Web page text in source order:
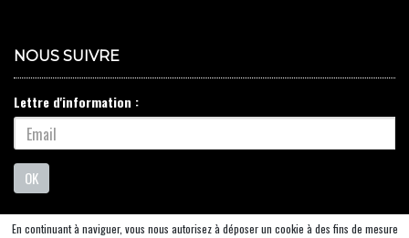
NOUS SUIVRE
Lettre d'information :
OK
En continuant à naviguer, vous nous autorisez à déposer un cookie à des fins de mesure